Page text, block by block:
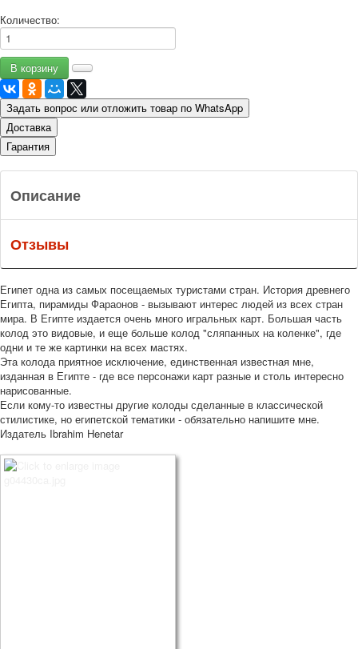
Количество:
Задать вопрос или отложить товар по WhatsApp
Доставка
Гарантия
Описание
Отзывы
Египет одна из самых посещаемых туристами стран. История древнего
Египта, пирамиды Фараонов - вызывают интерес людей из всех стран
мира. В Египте издается очень много игральных карт. Большая часть
колод это видовые, и еще больше колод "сляпанных на коленке", где
одни и те же картинки на всех мастях.
Эта колода приятное исключение, единственная известная мне,
изданная в Египте - где все персонажи карт разные и столь интересно
нарисованные.
Если кому-то известны другие колоды сделанные в классической
стилистике, но египетской тематики - обязательно напишите мне.
Издатель Ibrahim Henetar